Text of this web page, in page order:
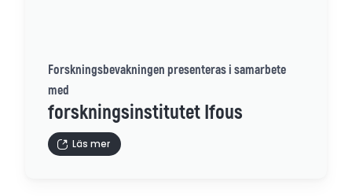
Forskningsbevakningen presenteras i samarbete
med
forskningsinstitutet Ifous
Läs mer